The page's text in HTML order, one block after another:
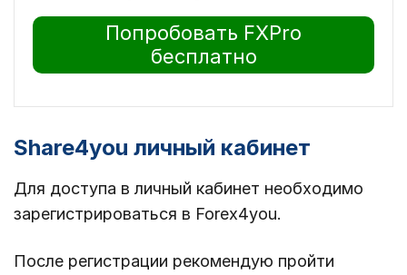
Попробовать FXPro
бесплатно
Share4you личный кабинет
Для доступа в личный кабинет необходимо
зарегистрироваться в Forex4you.
После регистрации рекомендую пройти